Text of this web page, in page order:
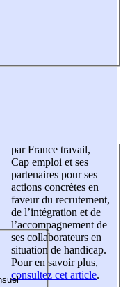
par France travail,
Cap emploi et ses
partenaires pour ses
actions concrètes en
faveur du recrutement,
de l’intégration et de
l’accompagnement de
ses collaborateurs en
situation de handicap.
Pour en savoir plus,
consultez cet article.